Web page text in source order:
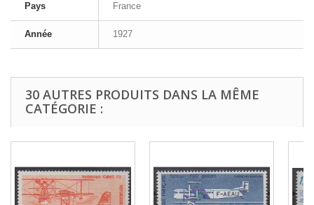
Pays France
Année 1927
30 AUTRES PRODUITS DANS LA MÊME
CATÉGORIE :